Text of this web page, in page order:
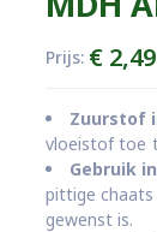
Prijs: € 2,49
Zuurstof
vloeistof toe
Gebruik
pittige chaats
gewenst is.